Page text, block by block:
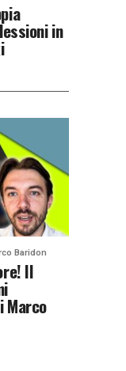
in
Baridon
Il
Marco